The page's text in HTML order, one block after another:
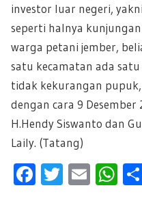
investor luar negeri,
seperti halnya
warga petani jember,
satu kecamatan ada
tidak kekurangan
dengan cara 9
H.Hendy Siswanto dan
Laily. (Tatang)
F
T
E
W